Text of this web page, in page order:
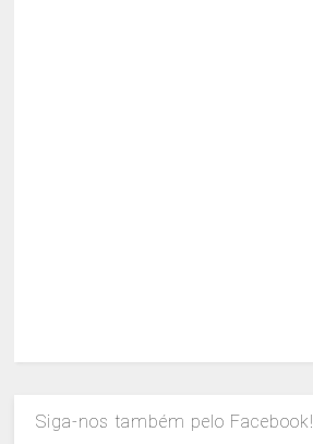
Siga-nos também pelo Facebook!